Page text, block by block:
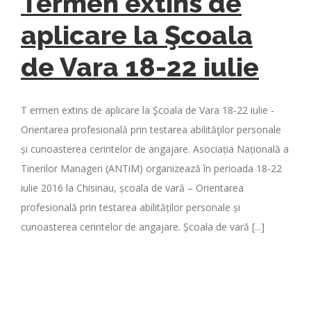
aplicare la Şcoala
de Vara 18-22 iulie
T ermen extins de aplicare la Şcoala de Vara 18-22 iulie -
Orientarea profesională prin testarea abilităţilor personale
și cunoasterea cerintelor de angajare. Asociația Națională a
Tinerilor Manageri (ANTiM) organizează în perioada 18-22
iulie 2016 la Chisinau, școala de vară – Orientarea
profesională prin testarea abilităților personale și
cunoasterea cerintelor de angajare. Școala de vară [...]